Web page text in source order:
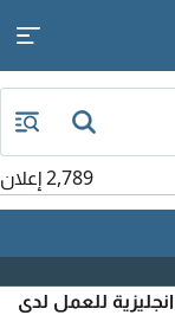
2,789 إعلان
للعمل لدى